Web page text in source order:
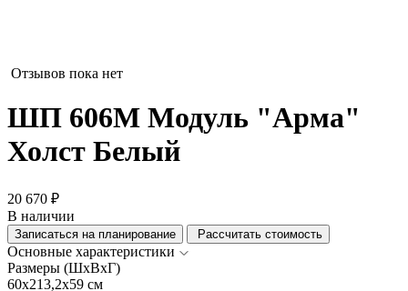
Отзывов пока нет
ШП 606М Модуль "Арма"
Холст Белый
20 670 ₽
В наличии
Записаться на планирование Рассчитать стоимость
Основные характеристики
Размеры (ШхВхГ)
60x213,2x59 см